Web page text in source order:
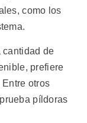
como los
cantidad de
prefiere
otros
píldoras